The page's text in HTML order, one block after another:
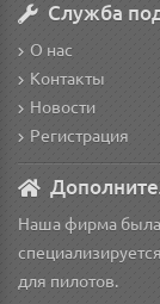
Служба
О нас
Контакты
Новости
Регистрация
Наша фирма была
для пилотов.